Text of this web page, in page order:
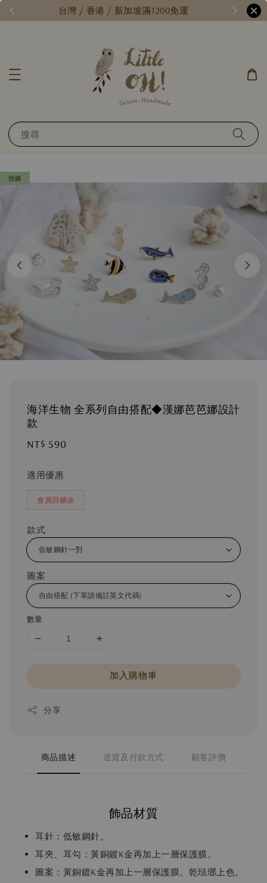
每月15號，小確幸日 // 全館限時免運 //
搜尋
預購
海洋生物 全系列自由搭配◆漢娜芭芭娜設計
款
Regular
NT$ 590
適用優惠
會員回饋金
款式
圖案
數量
加入購物車
分享
商品描述 送貨及付款方式 顧客評價
飾品材質
耳針：低敏鋼針。
耳夾、耳勾：黃銅鍍K金再加上一層保護膜。
圖案：黃銅鍍K金再加上一層保護膜。乾琺瑯上色。